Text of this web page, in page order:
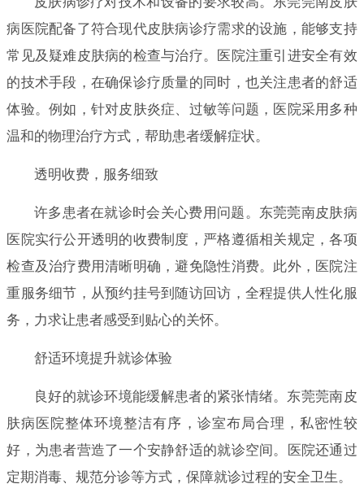
病医院配备了符合现代皮肤病诊疗需求的设施，能够支持
常见及疑难皮肤病的检查与治疗。医院注重引进安全有效
的技术手段，在确保诊疗质量的同时，也关注患者的舒适
体验。例如，针对皮肤炎症、过敏等问题，医院采用多种
温和的物理治疗方式，帮助患者缓解症状。
透明收费，服务细致
许多患者在就诊时会关心费用问题。东莞莞南皮肤病
医院实行公开透明的收费制度，严格遵循相关规定，各项
检查及治疗费用清晰明确，避免隐性消费。此外，医院注
重服务细节，从预约挂号到随访回访，全程提供人性化服
务，力求让患者感受到贴心的关怀。
舒适环境提升就诊体验
良好的就诊环境能缓解患者的紧张情绪。东莞莞南皮
肤病医院整体环境整洁有序，诊室布局合理，私密性较
好，为患者营造了一个安静舒适的就诊空间。医院还通过
定期消毒、规范分诊等方式，保障就诊过程的安全卫生。